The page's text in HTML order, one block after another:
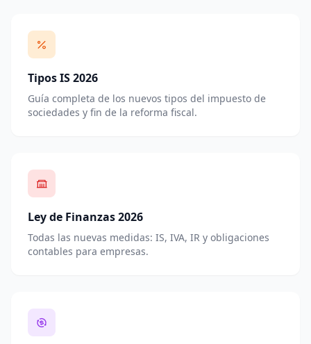
Tipos IS 2026
Guía completa de los nuevos tipos del impuesto de
sociedades y fin de la reforma fiscal.
Ley de Finanzas 2026
Todas las nuevas medidas: IS, IVA, IR y obligaciones
contables para empresas.